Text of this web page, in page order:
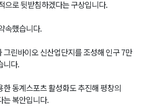
으로 뒷받침하겠다는 구상입니다.
속했습니다.
그린바이오 신산업단지를 조성해 인구 7만
니다.
동계스포츠 활성화도 추진해 평창의
는 복안입니다.